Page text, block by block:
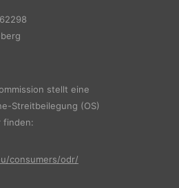
stellt eine
Streitbeilegung (OS)
finden:
consumers/odr/